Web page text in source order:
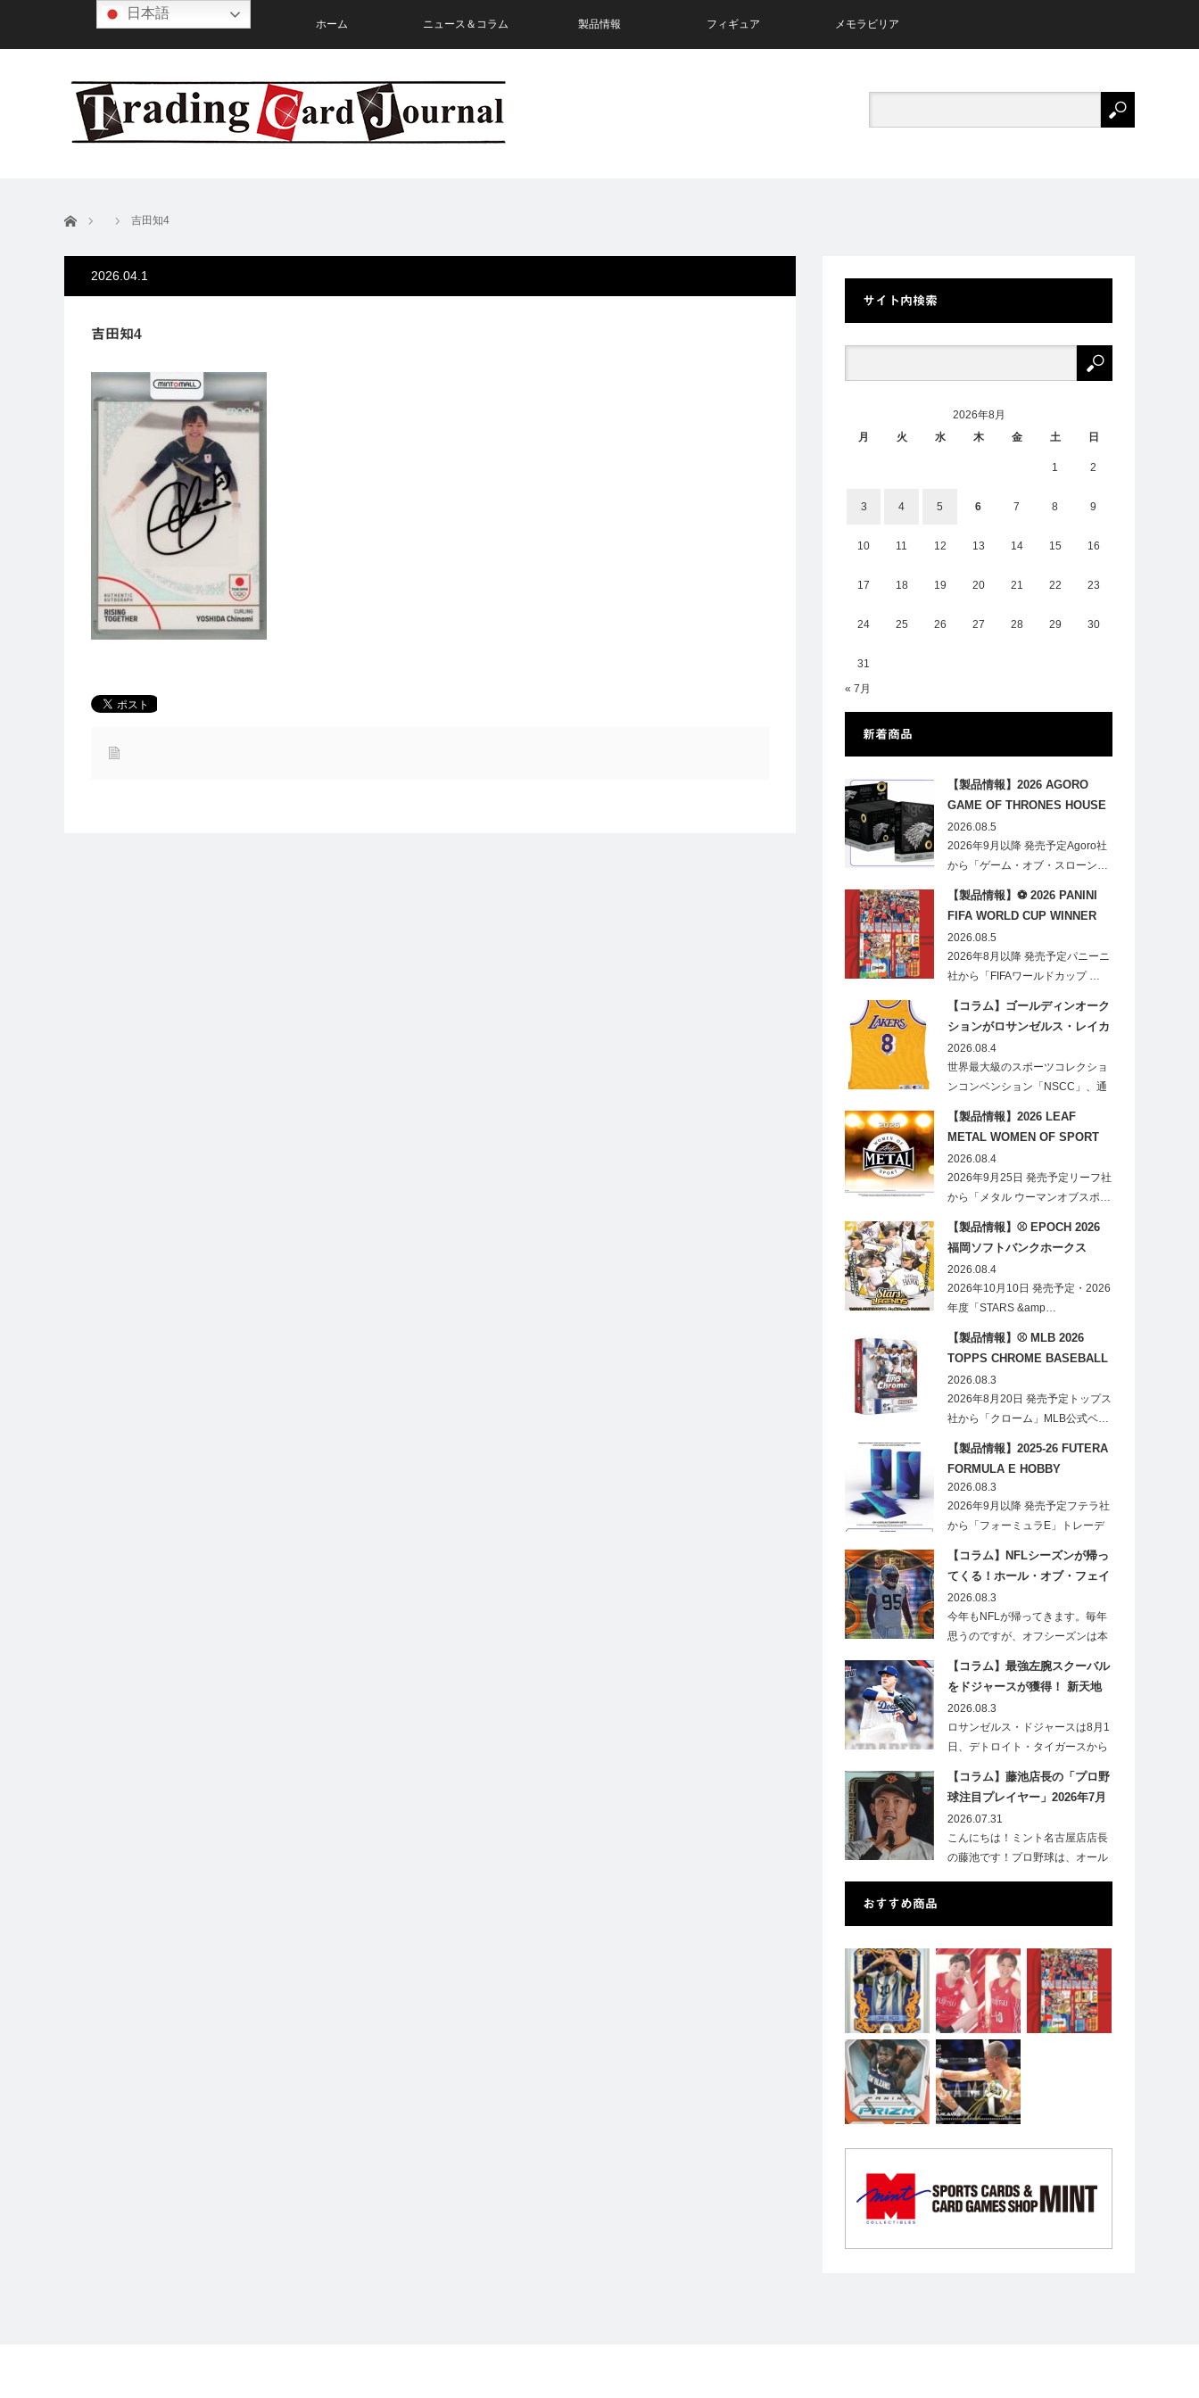
ホーム ニュース＆コラム 製品情報 フィギュア メモラビリア
ホーム 吉田知4
2026.04.1
吉田知4
サイト内検索
2026年8月
月
火 水 木 金 土 日
1 2
3 4 5 6 7 8 9
10 11 12 13 14 15 16
17 18 19 20 21 22 23
24 25 26 27 28 29 30
31
« 7月
新着商品
【製品情報】2026 AGORO
GAME OF THRONES HOUSE
STARK BLIND BOX
2026.08.5
2026年9月以降 発売予定Agoro社
から「ゲーム・オブ・スローン…
【製品情報】⚽ 2026 PANINI
FIFA WORLD CUP WINNER
STICKER POSTER
2026.08.5
2026年8月以降 発売予定パニーニ
社から「FIFAワールドカップ …
【コラム】ゴールディンオーク
ションがロサンゼルス・レイカ
ーズのオフィシャルオークショ
ンスポンサーに！
2026.08.4
世界最大級のスポーツコレクショ
ンコンベンション「NSCC」、通
【製品情報】2026 LEAF
METAL WOMEN OF SPORT
HOBBY
2026.08.4
2026年9月25日 発売予定リーフ社
から「メタル ウーマンオブスポ…
【製品情報】⚾ EPOCH 2026
福岡ソフトバンクホークス
STARS&LEGENDS ベースボー
ルカード
2026.08.4
2026年10月10日 発売予定・2026
年度「STARS &amp…
【製品情報】⚾ MLB 2026
TOPPS CHROME BASEBALL
LOGOFRACTOR
2026.08.3
2026年8月20日 発売予定トップス
社から「クローム」MLB公式ベ…
【製品情報】2025-26 FUTERA
FORMULA E HOBBY
2026.08.3
2026年9月以降 発売予定フテラ社
から「フォーミュラE」トレーデ
【コラム】NFLシーズンが帰っ
てくる！ホール・オブ・フェイ
ムゲームで注目したい7選手
2026.08.3
今年もNFLが帰ってきます。毎年
思うのですが、オフシーズンは本
【コラム】最強左腕スクーバル
をドジャースが獲得！ 新天地
での初トレカは「Go Blue !」
のインスク入り！
2026.08.3
ロサンゼルス・ドジャースは8月1
日、デトロイト・タイガースから
【コラム】藤池店長の「プロ野
球注目プレイヤー」2026年7月
号②
2026.07.31
こんにちは！ミント名古屋店店長
の藤池です！プロ野球は、オール
おすすめ商品
日本語